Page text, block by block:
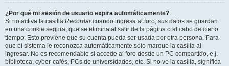
¿Por qué mi sesión de usuario expira automáticamente?
Si no activa la casilla Recordarcuando ingresa al foro, sus datos se guardan
en una cookie segura, que se elimina al salir de la página o al cabo de cierto
tiempo. Esto previene que su cuenta pueda ser usada por otra persona. Para
que el sistema le reconozca automáticamente solo marque la casilla al
ingresar. No es recomendable si accede al foro desde un PC compartido, e.j.
biblioteca, cyber-cafés, PCs de universidades, etc. Si no ve la casilla, significa